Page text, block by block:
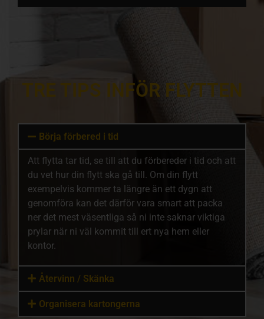
TRE TIPS INFÖR FLYTTEN
Börja förbered i tid
Att flytta tar tid, se till att du förbereder i tid och att
du vet hur din flytt ska gå till. Om din flytt
exempelvis kommer ta längre än ett dygn att
genomföra kan det därför vara smart att packa
ner det mest väsentliga så ni inte saknar viktiga
prylar när ni väl kommit till ert nya hem eller
kontor.
Återvinn / Skänka
Organisera kartongerna